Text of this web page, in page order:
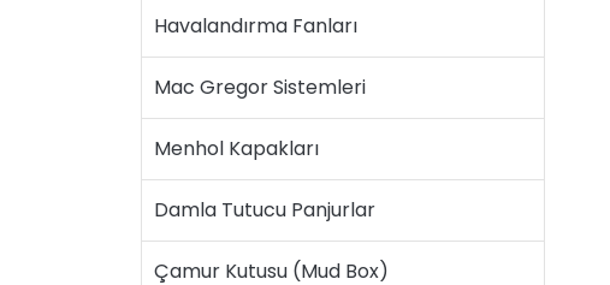
Havalandırma Fanları
Mac Gregor Sistemleri
Menhol Kapakları
Damla Tutucu Panjurlar
Çamur Kutusu (Mud Box)